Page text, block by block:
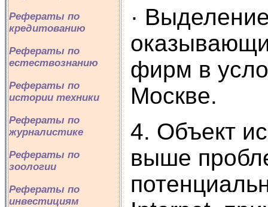
Рефераты по
кредитованию
Рефераты по
естествознанию
Рефераты по
истории техники
Рефераты по
журналистике
Рефераты по
зоологии
Рефераты по
инвестициям
·
фирм в
Москве.
4. Объект
выше